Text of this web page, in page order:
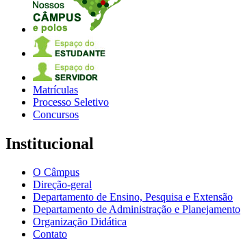
Matrículas
Processo Seletivo
Concursos
Institucional
O Câmpus
Direção-geral
Departamento de Ensino, Pesquisa e Extensão
Departamento de Administração e Planejamento
Organização Didática
Contato